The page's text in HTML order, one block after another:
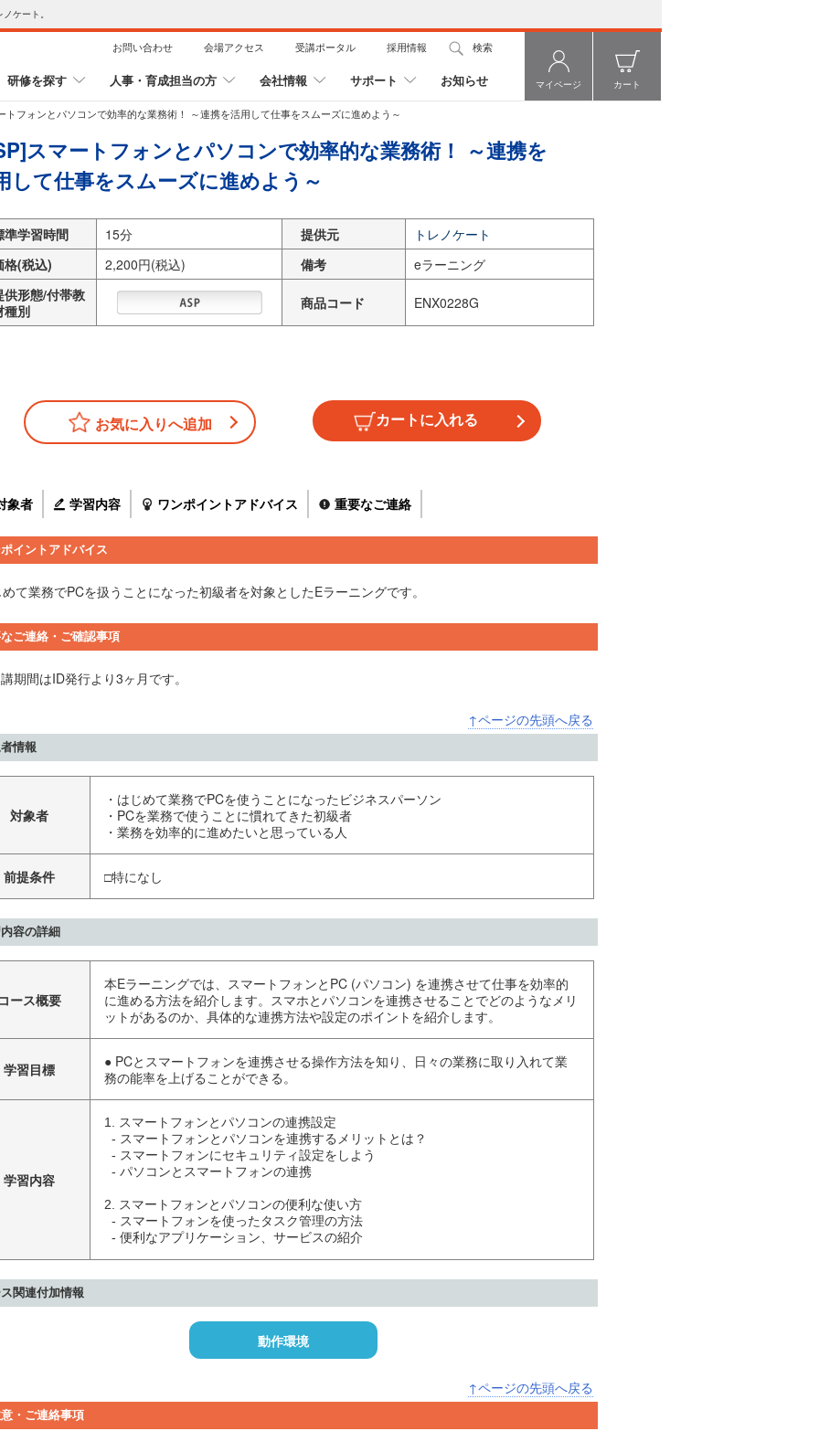
ケート。
お問い合わせ 会場アクセス 受講ポータル 採用情報 検索
研修を探す 人事・育成担当の方 会社情報 サポート お知らせ マイページ カート
トフォンとパソコンで効率的な業務術！ ～連携を活用して仕事をスムーズに進めよう～
スマートフォンとパソコンで効率的な業務術！ ～連携を
して仕事をスムーズに進めよう～
準学習時間 15分 提供元
トレノケート
格(税込)
2,200円(税込) 備考
eラーニング
供形態/付帯教
種別
商品コード ENX0228G
お気に入りへ追加
象者 学習内容 ワンポイントアドバイス 重要なご連絡
イントアドバイス
て業務でPCを扱うことになった初級者を対象としたEラーニングです。
ご連絡・ご確認事項
期間はID発行より3ヶ月です。
↑ページの先頭へ戻る
情報
対象者
・はじめて業務でPCを使うことになったビジネスパーソン
・PCを業務で使うことに慣れてきた初級者
・業務を効率的に進めたいと思っている人
前提条件 □特になし
容の詳細
ース概要
本Eラーニングでは、スマートフォンとPC (パソコン) を連携させて仕事を効率的
に進める方法を紹介します。スマホとパソコンを連携させることでどのようなメリ
ットがあるのか、具体的な連携方法や設定のポイントを紹介します。
学習目標
● PCとスマートフォンを連携させる操作方法を知り、日々の業務に取り入れて業
務の能率を上げることができる。
学習内容
1. スマートフォンとパソコンの連携設定
2. スマートフォンとパソコンの便利な使い方
  - 便利なアプリケーション、サービスの紹介
関連付加情報
動作環境
↑ページの先頭へ戻る
・ご連絡事項